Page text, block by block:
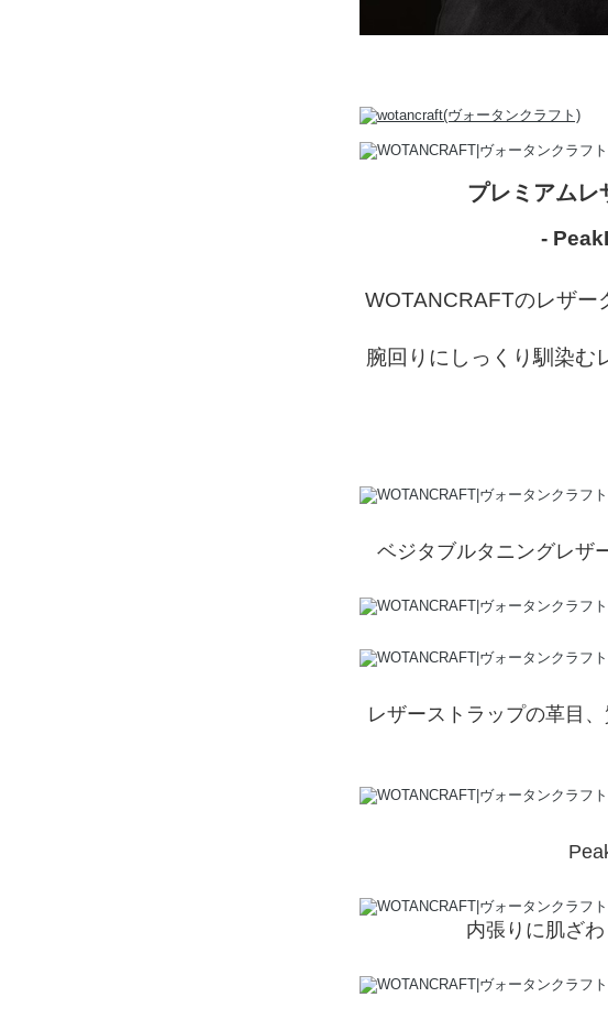
プレミアムレ
-
WOTANCRAFTのレザー
腕回りにしっくり馴染む
ベジタブルタニングレザ
レザーストラップの革目
内張りに肌ざ